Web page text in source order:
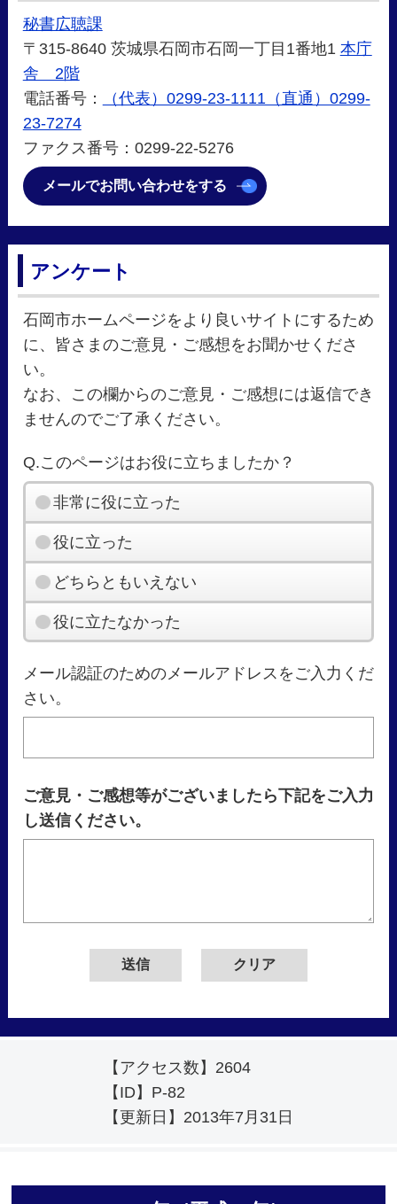
秘書広聴課
〒315-8640 茨城県石岡市石岡一丁目1番地1 本庁
舎 2階
電話番号：
（代表）0299-23-1111（直通）0299-
23-7274
ファクス番号：0299-22-5276
メールでお問い合わせをする
アンケート
石岡市ホームページをより良いサイトにするため
に、皆さまのご意見・ご感想をお聞かせくださ
い。
なお、この欄からのご意見・ご感想には返信でき
ませんのでご了承ください。
Q.このページはお役に立ちましたか？
非常に役に立った
役に立った
どちらともいえない
役に立たなかった
メール認証のためのメールアドレスをご入力くだ
さい。
ご意見・ご感想等がございましたら下記をご入力
し送信ください。
【アクセス数】 2604
【ID】 P-82
【更新日】 2013年7月31日